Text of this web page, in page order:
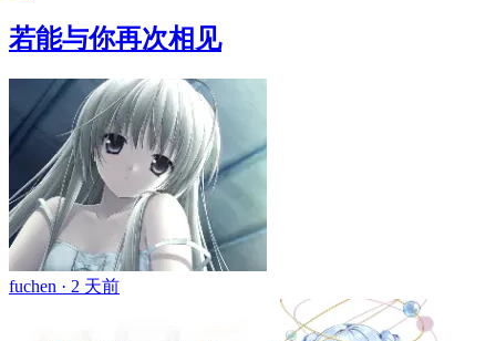
若能与你再次相见
fuchen · 2 天前